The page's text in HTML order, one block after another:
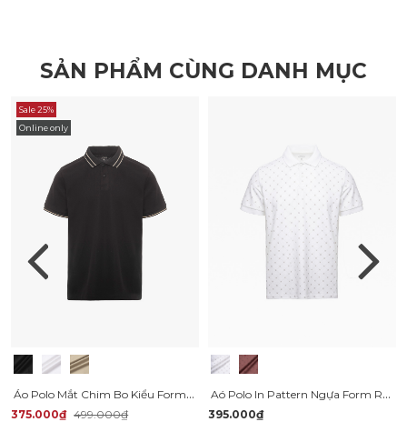
SẢN PHẨM CÙNG DANH MỤC
Sale 25%
Online only
Áo Polo Mắt Chim Bo Kiểu Form Regular PO188
375.000₫ 499.000₫
Aó Polo In Pattern Ngựa Form Regular PO180
395.000₫